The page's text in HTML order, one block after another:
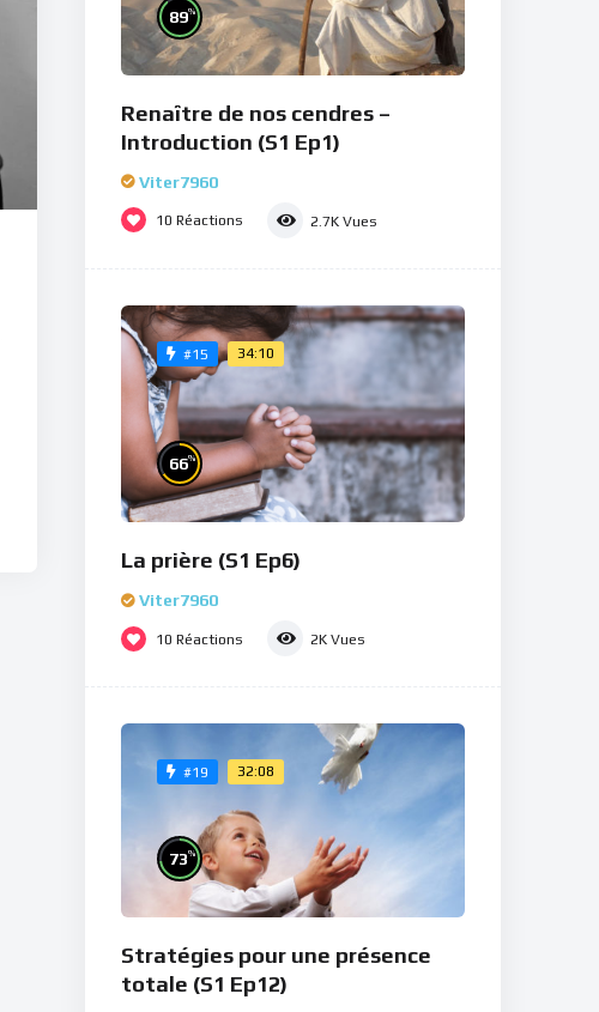
89%
Renaître de nos cendres –
Introduction (S1 Ep1)
Viter7960
10 Réactions 2.7K Vues
#15 34:10
66%
La prière (S1 Ep6)
Viter7960
10 Réactions 2K Vues
#19 32:08
73%
Stratégies pour une présence
totale (S1 Ep12)